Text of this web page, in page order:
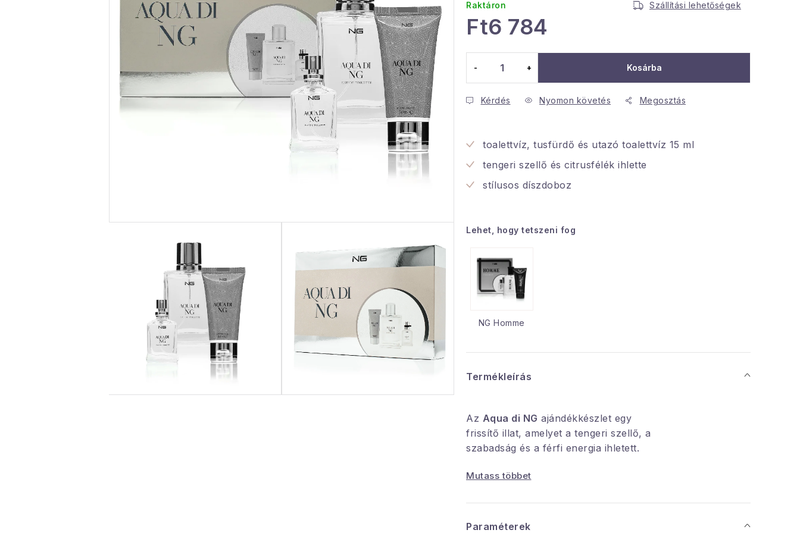
Raktáron Szállítási lehetőségek
Ft6 784
Kosárba
Kérdés Nyomon követés Megosztás
toalettvíz, tusfürdő és utazó toalettvíz 15 ml
tengeri szellő és citrusfélék ihlette
stílusos díszdoboz
Lehet, hogy tetszeni fog
NG Homme
Termékleírás
Az Aqua di NG ajándékkészlet egy
frissítő illat, amelyet a tengeri szellő, a
szabadság és a férfi energia ihletett.
szeretik azeleganciát az
és természetesen szeretnének hatni.
Ötvözi a tengeri jegyeket az aromás
Mutass többet
Paraméterek